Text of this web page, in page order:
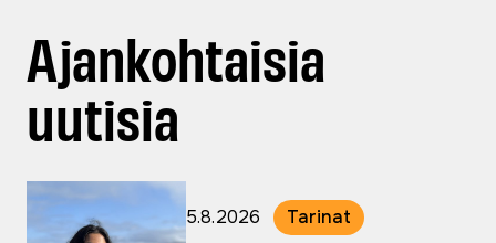
Ajankohtaisia
uutisia
Julkaistu:
5.8.2026 Tarinat